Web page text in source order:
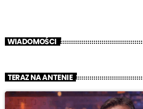
WIADOMOŚCI
TERAZ NA ANTENIE